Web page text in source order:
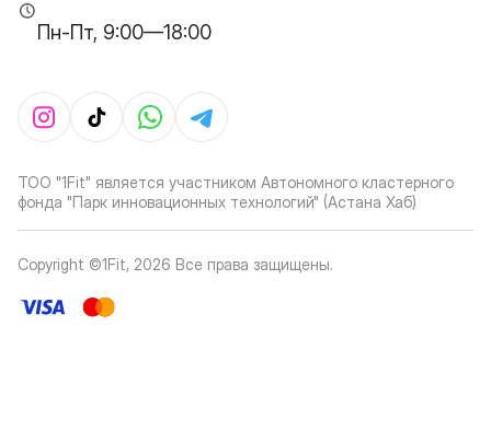
Пн-Пт, 9:00—18:00
ТОО "1Fit" является участником Автономного кластерного
фонда "Парк инновационных технологий" (Астана Хаб)
Copyright ©1Fit, 2026 Все права защищены.